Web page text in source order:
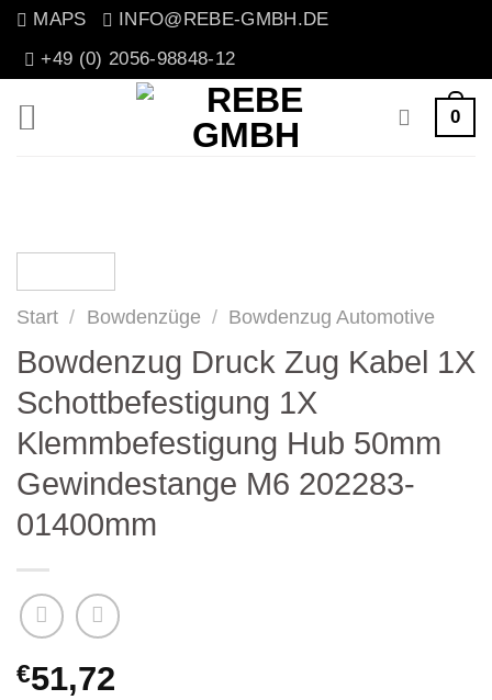
Zum
Inhalt
MAPS
INFO@REBE-GMBH.DE
+49 (0) 2056-98848-12
0
Start / Bowdenzüge / Bowdenzug Automotive
Bowdenzug Druck Zug Kabel 1X
Schottbefestigung 1X
Klemmbefestigung Hub 50mm
Gewindestange M6 202283-
01400mm
€51,72